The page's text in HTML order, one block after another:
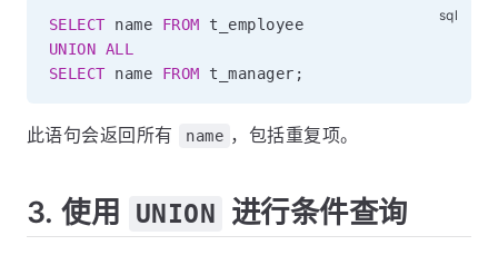
SELECT name FROM
t_employee
UNION ALL
SELECT name FROM t_manager ;
此语句会返回所有 name ，包括重复项。
3. 使用 UNION 进行条件查询